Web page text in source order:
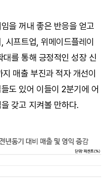
을 꺼내 좋은 반응을 얻고
시프트업, 위메이드플레이
를 통해 긍정적인 성장 신
매출 부진과 적자 개선이
도 있어 이들이 2분기에 어
갖고 지켜볼 만하다.